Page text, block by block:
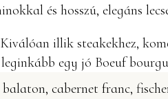
és hosszú, elegáns
Kiválóan illik steakekhez,
leginkább egy jó Boeuf
balaton, cabernet franc,